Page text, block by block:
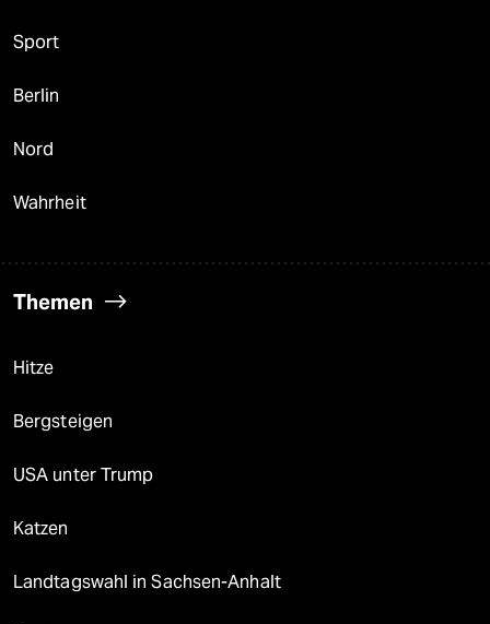
Sport
Berlin
Nord
Wahrheit
Themen
Hitze
Bergsteigen
USA unter Trump
Katzen
Landtagswahl in Sachsen-Anhalt